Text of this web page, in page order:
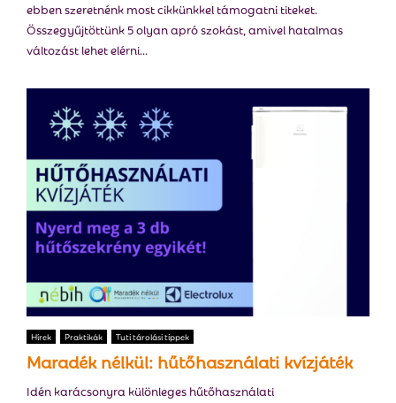
ebben szeretnénk most cikkünkkel támogatni titeket.
Összegyűjtöttünk 5 olyan apró szokást, amivel hatalmas
változást lehet elérni...
Hírek Praktikák Tuti tárolási tippek
Maradék nélkül: hűtőhasználati kvízjáték
Idén karácsonyra különleges hűtőhasználati